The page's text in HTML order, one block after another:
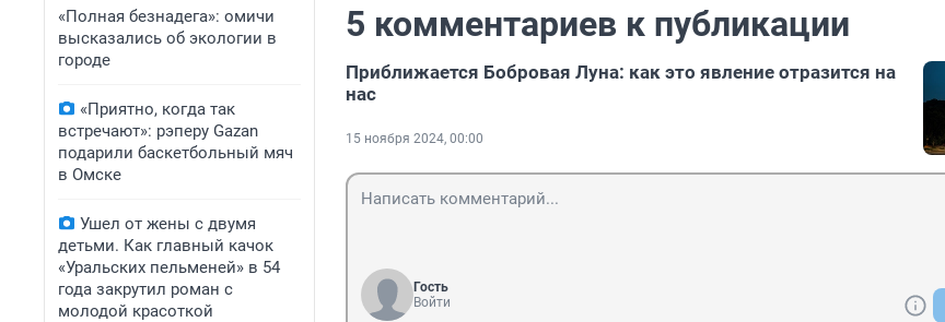
«Полная безнадега»: омичи
высказались об экологии в
городе
«Приятно, когда так
встречают»: рэперу Gazan
подарили баскетбольный мяч
в Омске
Ушел от жены с двумя
детьми. Как главный качок
«Уральских пельменей» в 54
года закрутил роман с
молодой красоткой
5 комментариев к публикации
Приближается Бобровая Луна: как это явление отразится на
нас
15 ноября 2024, 00:00
Гость
Войти